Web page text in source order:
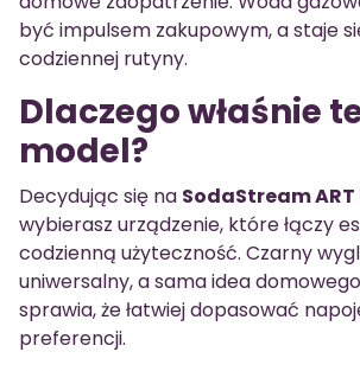
być impulsem zakupowym, a staje
codziennej rutyny.
Dlaczego właśnie
model?
Decydując się na SodaStream
wybierasz urządzenie, które łączy
codzienną użyteczność. Czarny
uniwersalny, a sama idea
sprawia, że łatwiej dopasować
preferencji.